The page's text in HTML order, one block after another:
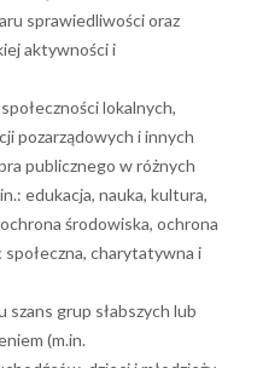
sprawiedliwości oraz
aktywności i
lokalnych,
pozarządowych i innych
publicznego w różnych
edukacja, nauka, kultura,
środowiska, ochrona
charytatywna i
szans grup słabszych lub
(m.in.